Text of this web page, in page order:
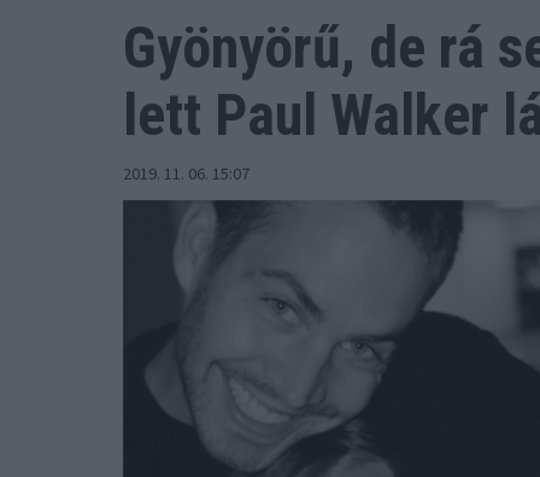
Gyönyörű, de rá
lett Paul Walker
2019. 11. 06. 15:07